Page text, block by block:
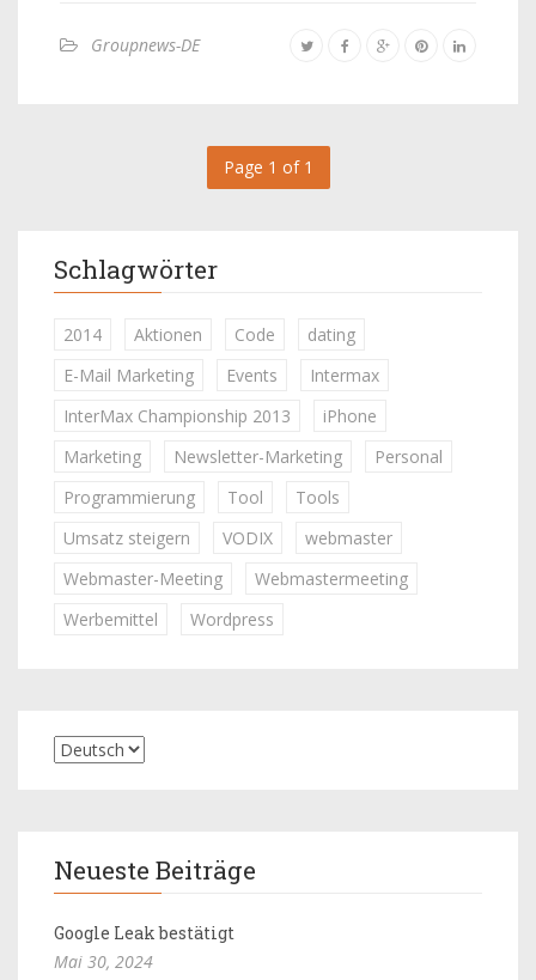
Groupnews-DE
Page 1 of 1
Schlagwörter
2014 Aktionen Code
dating
E-Mail Marketing
Events
Intermax
InterMax Championship 2013
iPhone
Marketing
Newsletter-Marketing
Personal
Programmierung
Tool
Tools
Umsatz steigern
VODIX
webmaster
Webmaster-Meeting
Webmastermeeting
Werbemittel
Wordpress
Neueste Beiträge
Google Leak bestätigt
Mai 30, 2024